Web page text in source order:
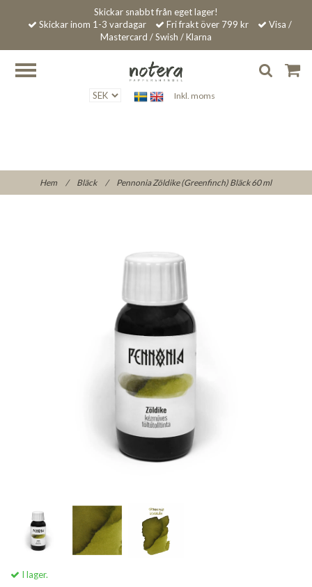
Skickar snabbt från eget lager!
Skickar inom 1-3 vardagar
Fri frakt över 799 kr
Visa /
Mastercard / Swish / Klarna
Inkl. moms
Hem / Bläck / Pennonia Zöldike (Greenfinch) Bläck 60 ml
I lager.